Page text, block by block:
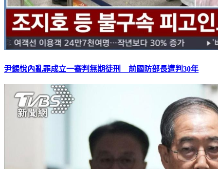
尹錫悅內亂罪成立一審判無期徒刑 前國防部長遭判30年